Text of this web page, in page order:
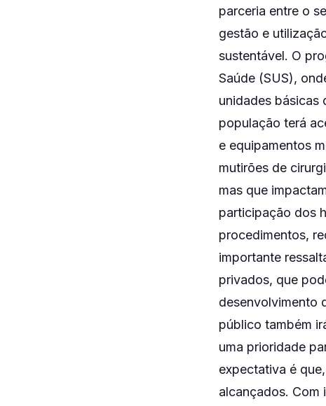
parceria entre o
gestão e
sustentável. O
Saúde (SUS),
unidades básicas
população terá
e equipamentos
mutirões de
mas que
participação dos
procedimentos,
importante
privados, que
desenvolvimento
público também
uma prioridade
expectativa é
alcançados. Com